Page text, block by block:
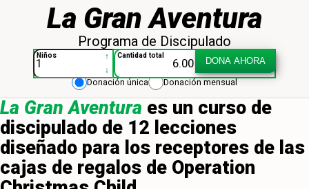
La Gran Aventura
Programa de Discipulado
Niños
↑
↓
Cantidad total
DONA AHORA
Donación única Donación mensual
La Gran Aventura es un curso de
discipulado de 12 lecciones
diseñado para los receptores de las
cajas de regalos de Operation